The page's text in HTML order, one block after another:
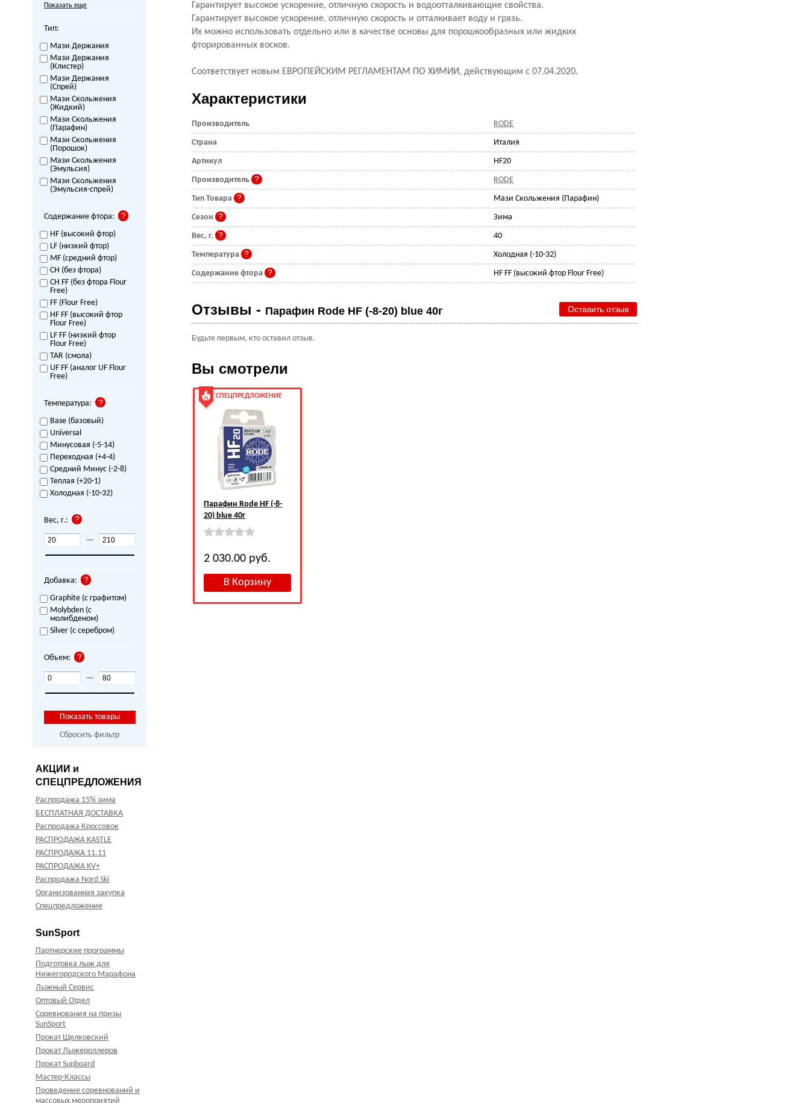
Показать еще
Тип:
Мази Держания
Мази Держания
(Клистер)
Мази Держания
(Спрей)
Мази Скольжения
(Жидкий)
Мази Скольжения
(Парафин)
Мази Скольжения
(Порошок)
Мази Скольжения
(Эмульсия)
Мази Скольжения
(Эмульсия-спрей)
Содержание фтора:
HF (высокий фтор)
LF (низкий фтор)
MF (средний фтор)
CH (без фтора)
CH FF (без фтора Flour
Free)
FF (Flour Free)
HF FF (высокий фтор
Flour Free)
LF FF (низкий фтор
Flour Free)
TAR (смола)
UF FF (аналог UF Flour
Free)
Температура:
Base (базовый)
Universal
Минусовая (-5-14)
Переходная (+4-4)
Средний Минус (-2-8)
Теплая (+20-1)
Холодная (-10-32)
Вес, г.:
—
Добавка:
Graphite (с графитом)
Molybden (с
молибденом)
Silver (с серебром)
Объем:
—
Сбросить фильтр
АКЦИИ и
СПЕЦПРЕДЛОЖЕНИЯ
Распродажа 15% зима
БЕСПЛАТНАЯ ДОСТАВКА
Распродажа Кроссовок
РАСПРОДАЖА KASTLE
РАСПРОДАЖА 11.11
РАСПРОДАЖА KV+
Распродажа Nord Ski
Организованная закупка
Спецпредложение
SunSport
Партнерские программы
Подготовка лыж для
Нижегородского Марафона
Лыжный Сервис
Оптовый Отдел
Соревнования на призы
SunSport
Прокат Щелковский
Прокат Лыжероллеров
Прокат Supboard
Мастер-Классы
Проведение соревнований и
массовых мероприятий
Гарантирует высокое ускорение, отличную скорость и водоотталкивающие свойства.
Гарантирует высокое ускорение, отличную скорость и отталкивает воду и грязь.
Их можно использовать отдельно или в качестве основы для порошкообразных или жидких
фторированных восков.
Соответствует новым ЕВРОПЕЙСКИМ РЕГЛАМЕНТАМ ПО ХИМИИ, действующим с 07.04.2020.
Характеристики
Производитель RODE
Страна Италия
Артикул HF20
Производитель RODE
Тип Товара Мази Скольжения (Парафин)
Сезон Зима
Вес, г. 40
Температура Холодная (-10-32)
Содержание фтора HF FF (высокий фтор Flour Free)
Отзывы - Парафин Rode HF (-8-20) blue 40г Оставить отзыв
Будьте первым, кто оставил отзыв.
Вы смотрели
СПЕЦПРЕДЛОЖЕНИЕ
Парафин Rode HF (-8-
20) blue 40г
2 030.00 руб.